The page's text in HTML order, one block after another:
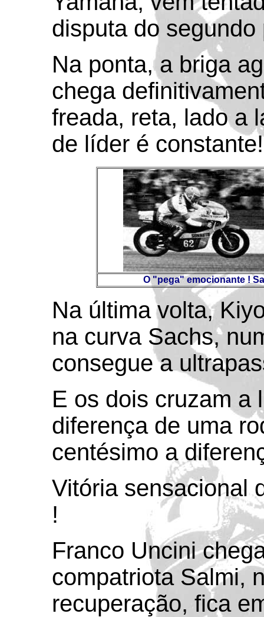
disputa do segundo
Na ponta, a briga
chega
freada, reta, lado a
de líder é constante!
O "pega" emocionante !
Na última volta,
na curva Sachs,
consegue a
E os dois cruzam a
diferença de uma
centésimo a
Vitória sensacional
!
Franco Uncini
compatriota Salmi,
recuperação, fica